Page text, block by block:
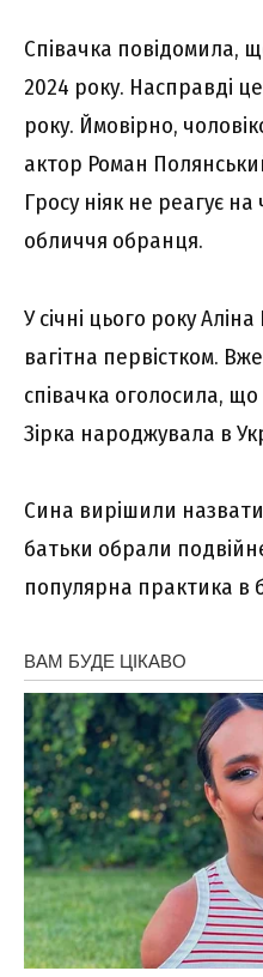
Співачка повідомила,
2024 року. Насправді
року. Ймовірно,
актор Роман
Гросу ніяк не реагує
обличчя обранця.
У січні цього року
вагітна первістком.
співачка оголосила,
Зірка народжувала в
Сина вирішили назвати
батьки обрали
популярна практика в